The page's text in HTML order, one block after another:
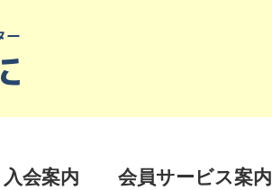
入会案内 会員サービス案内